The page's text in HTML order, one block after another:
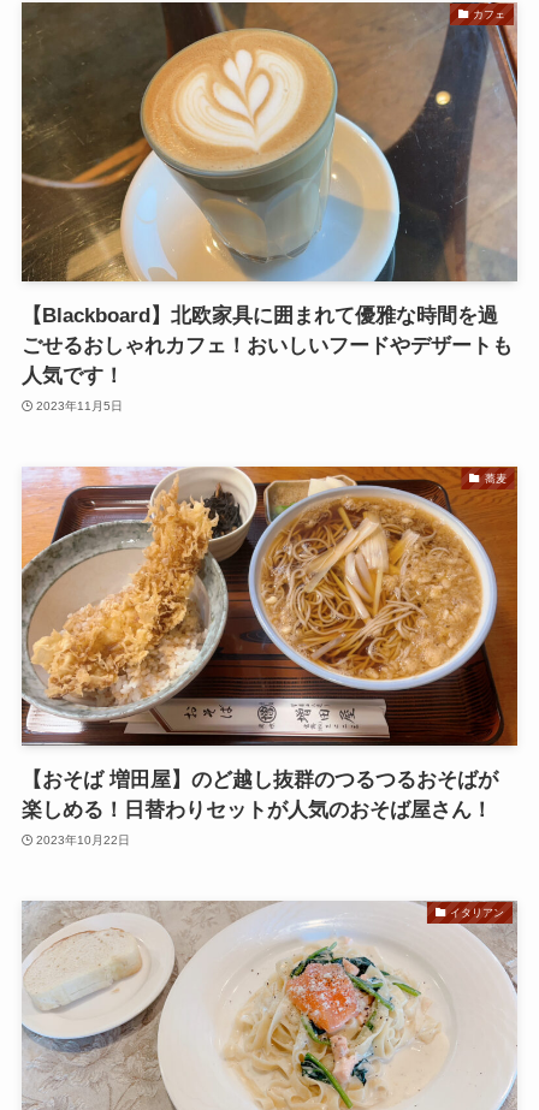
カフェ
【Blackboard】北欧家具に囲まれて優雅な時間を過
ごせるおしゃれカフェ！おいしいフードやデザートも
人気です！
2023年11月5日
蕎麦
【おそば 増田屋】のど越し抜群のつるつるおそばが
楽しめる！日替わりセットが人気のおそば屋さん！
2023年10月22日
イタリアン